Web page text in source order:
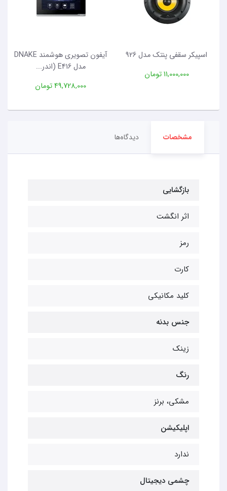
اسپیکر سقفی پنتک مدل 926
11,000,000 تومان
آیفون تصویری هوشمند DNAKE
مدل E416 (اندر...
49,728,000 تومان
مشخصات دیدگاه‌ها
بازگشایی
اثر انگشت
رمز
کارت
کلید مکانیکی
جنس بدنه
زینک
رنگ
مشکی، برنز
اپلیکیشن
ندارد
چشمی دیجیتال